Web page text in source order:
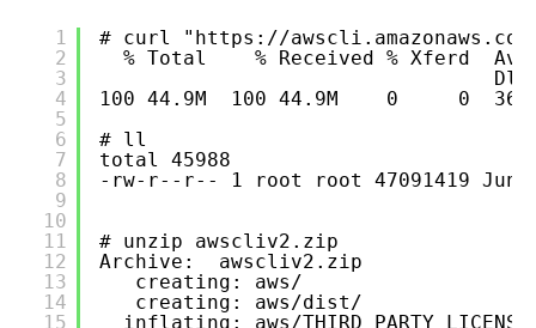
1
2
3
4
5
6
7
8
9
10
11
12
13
14
15
# curl " https://
% Total    % Received % Xferd
100 44.9M  100 44.9M    0     0
# ll
total 45988
-rw-r--r-- 1 root root 47091419 Jun
# unzip awscliv2.zip
Archive:  awscliv2.zip
creating: aws/
creating: aws/dist/
inflating: aws/